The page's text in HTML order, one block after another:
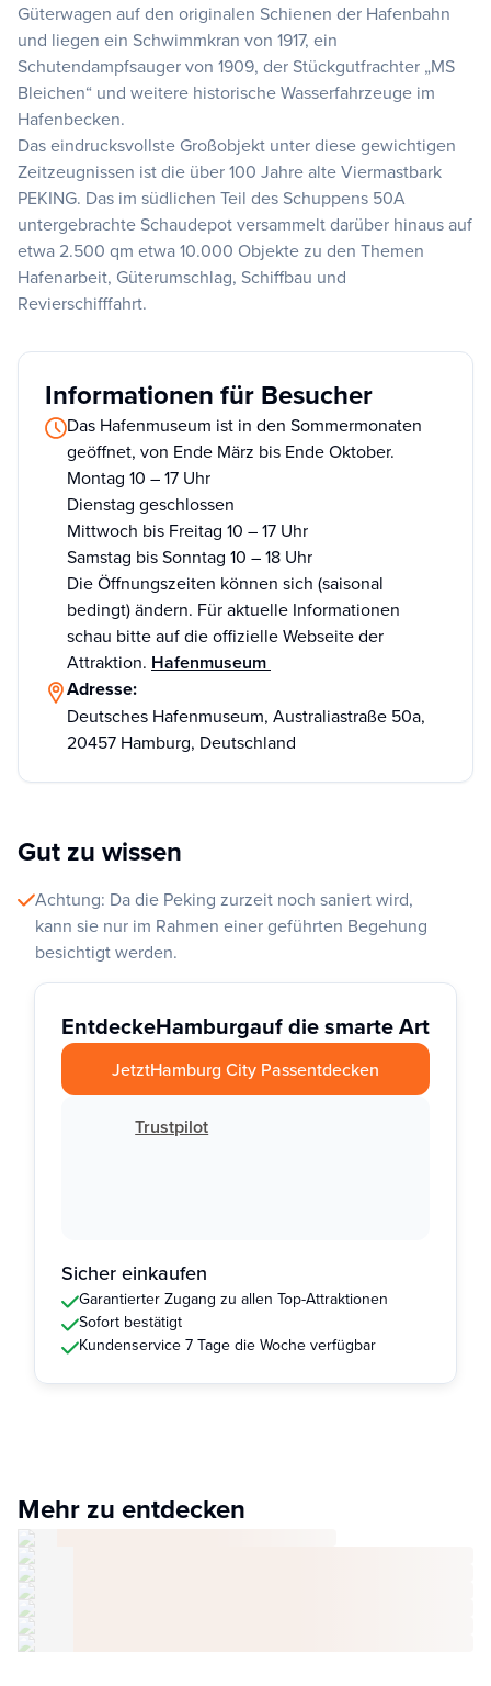
Güterwagen auf den originalen Schienen der Hafenbahn
und liegen ein Schwimmkran von 1917, ein
Schutendampfsauger von 1909, der Stückgutfrachter „MS
Bleichen“ und weitere historische Wasserfahrzeuge im
Hafenbecken.
Das eindrucksvollste Großobjekt unter diese gewichtigen
Zeitzeugnissen ist die über 100 Jahre alte Viermastbark
PEKING. Das im südlichen Teil des Schuppens 50A
untergebrachte Schaudepot versammelt darüber hinaus auf
etwa 2.500 qm etwa 10.000 Objekte zu den Themen
Hafenarbeit, Güterumschlag, Schiffbau und
Revierschifffahrt.
Informationen für Besucher
Das Hafenmuseum ist in den Sommermonaten
geöffnet, von Ende März bis Ende Oktober.
Montag 10 – 17 Uhr
Dienstag geschlossen
Mittwoch bis Freitag 10 – 17 Uhr
Samstag bis Sonntag 10 – 18 Uhr
Die Öffnungszeiten können sich (saisonal
bedingt) ändern. Für aktuelle Informationen
schau bitte auf die offizielle Webseite der
Attraktion. Hafenmuseum
Adresse:
Deutsches Hafenmuseum, Australiastraße 50a,
20457 Hamburg, Deutschland
Gut zu wissen
Achtung: Da die Peking zurzeit noch saniert wird,
kann sie nur im Rahmen einer geführten Begehung
besichtigt werden.
EntdeckeHamburgauf die smarte Art
JetztHamburg City Passentdecken
Trustpilot
Sicher einkaufen
Garantierter Zugang zu allen Top-Attraktionen
Sofort bestätigt
Kundenservice 7 Tage die Woche verfügbar
Mehr zu entdecken